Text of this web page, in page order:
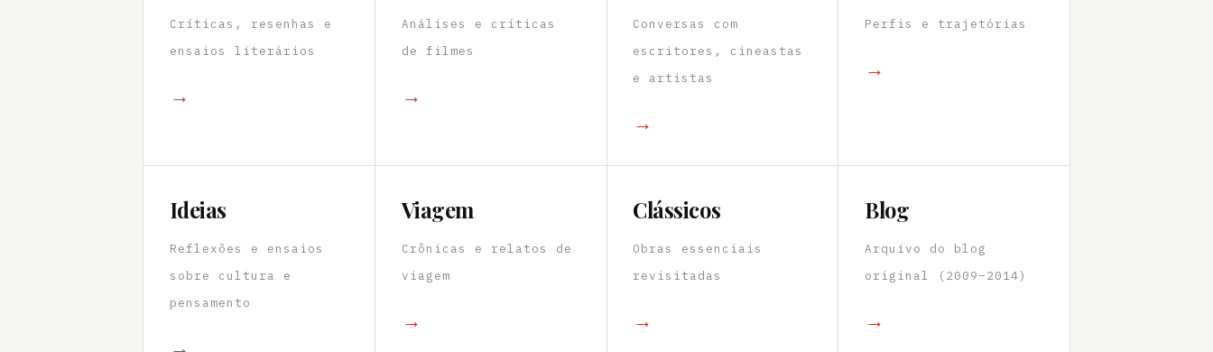
Críticas, resenhas e
ensaios literários
→
Análises e críticas
de filmes
→
Conversas com
escritores, cineastas
e artistas
→
Perfis e trajetórias
→
Ideias
Reflexões e ensaios
sobre cultura e
pensamento
Viagem
Crônicas e relatos de
viagem
→
Clássicos
Obras essenciais
revisitadas
→
Blog
Arquivo do blog
original (2009–2014)
→